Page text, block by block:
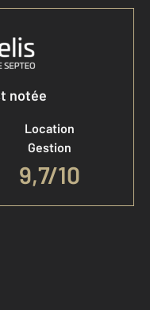
notée
Location
Gestion
9,7/10